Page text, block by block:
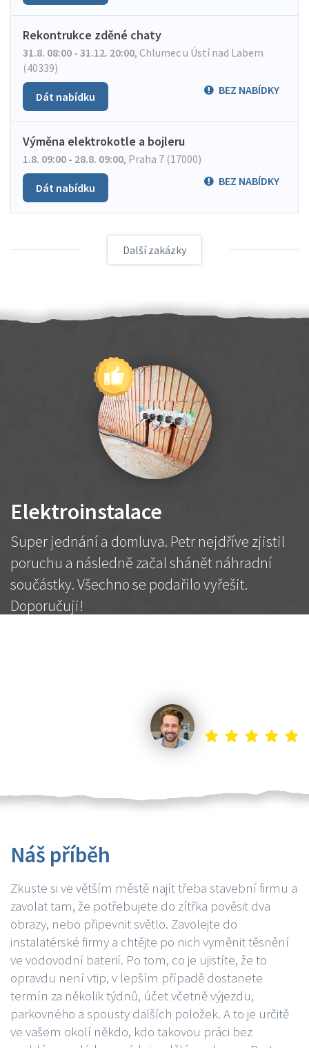
Rekontrukce zděné chaty
31.8. 08:00 - 31.12. 20:00, Chlumec u Ústí nad Labem
(40339)
BEZ NABÍDKY
Dát nabídku
Výměna elektrokotle a bojleru
1.8. 09:00 - 28.8. 09:00, Praha 7 (17000)
BEZ NABÍDKY
Dát nabídku
Další zakázky
Elektroinstalace
Super jednání a domluva. Petr nejdříve zjistil
poruchu a následně začal shánět náhradní
součástky. Všechno se podařilo vyřešit.
Doporučuji!
Náš příběh
Zkuste si ve větším městě najít třeba stavební firmu a
zavolat tam, že potřebujete do zítřka pověsit dva
obrazy, nebo připevnit světlo. Zavolejte do
instalatérské firmy a chtějte po nich vyměnit těsnění
ve vodovodní baterií. Po tom, co je ujistíte, že to
opravdu není vtip, v lepším případě dostanete
termín za několik týdnů, účet včetně výjezdu,
parkovného a spousty dalších položek. A to je určitě
ve vašem okolí někdo, kdo takovou práci bez